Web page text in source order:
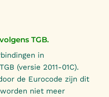
TGB.
in
(versie 2011-01C).
de Eurocode zijn dit
niet meer